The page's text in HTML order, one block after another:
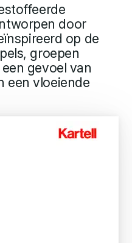
door
op de
groepen
gevoel van
een vloeiende